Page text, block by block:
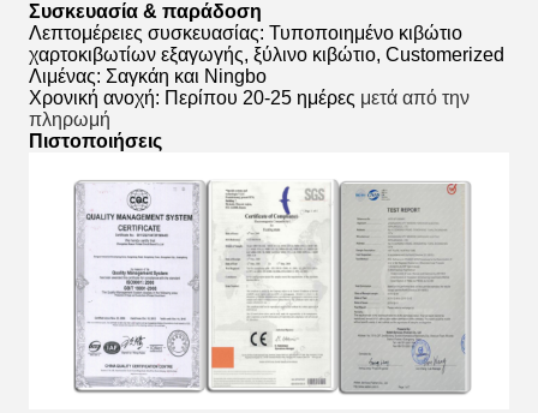
Συσκευασία & παράδοση
Λεπτομέρειες συσκευασίας: Τυποποιημένο κιβώτιο
χαρτοκιβωτίων εξαγωγής, ξύλινο κιβώτιο, Customerized
Λιμένας: Σαγκάη και Ningbo
Χρονική ανοχή: Περίπου 20-25 ημέρες μετά από την
πληρωμή
Πιστοποιήσεις